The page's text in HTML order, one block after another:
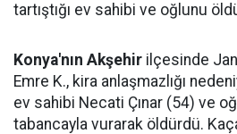
tartıştığı ev sahibi ve oğlunu
Konya'nın Akşehir ilçesinde
Emre K., kira anlaşmazlığı
ev sahibi Necati Çınar (54) ve
tabancayla vurarak öldürdü.